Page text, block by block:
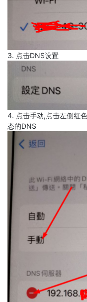
3. 点击DNS设置
4. 点击手动,点击左侧红
态的DNS